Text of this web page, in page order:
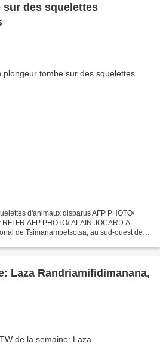
sur des squelettes
d'animaux disparus AFP PHOTO/
FR AFP PHOTO/ ALAIN JOCARD A
de Tsimanampetsotsa, au sud-ouest de la
Laza Randriamifidimanana,